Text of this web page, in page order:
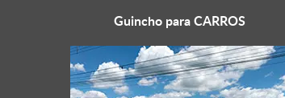
Guincho paraCARROS